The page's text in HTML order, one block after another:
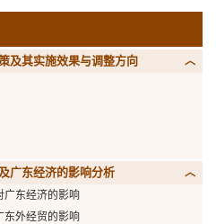
及其实施效果与调整方向
广东经济的影响分析
广东经济的影响
东外经贸的影响